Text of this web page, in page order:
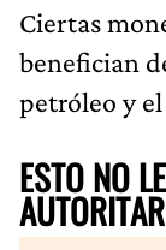
Ciertas
benefician
petróleo y el
ESTO NO